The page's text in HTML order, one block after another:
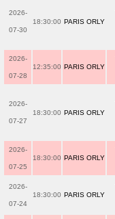
2026-
07-30
18:30:00 PARIS ORLY
2026-
07-28
12:35:00 PARIS ORLY
2026-
07-27
18:30:00 PARIS ORLY
2026-
07-25
18:30:00 PARIS ORLY
2026-
07-24
18:30:00 PARIS ORLY